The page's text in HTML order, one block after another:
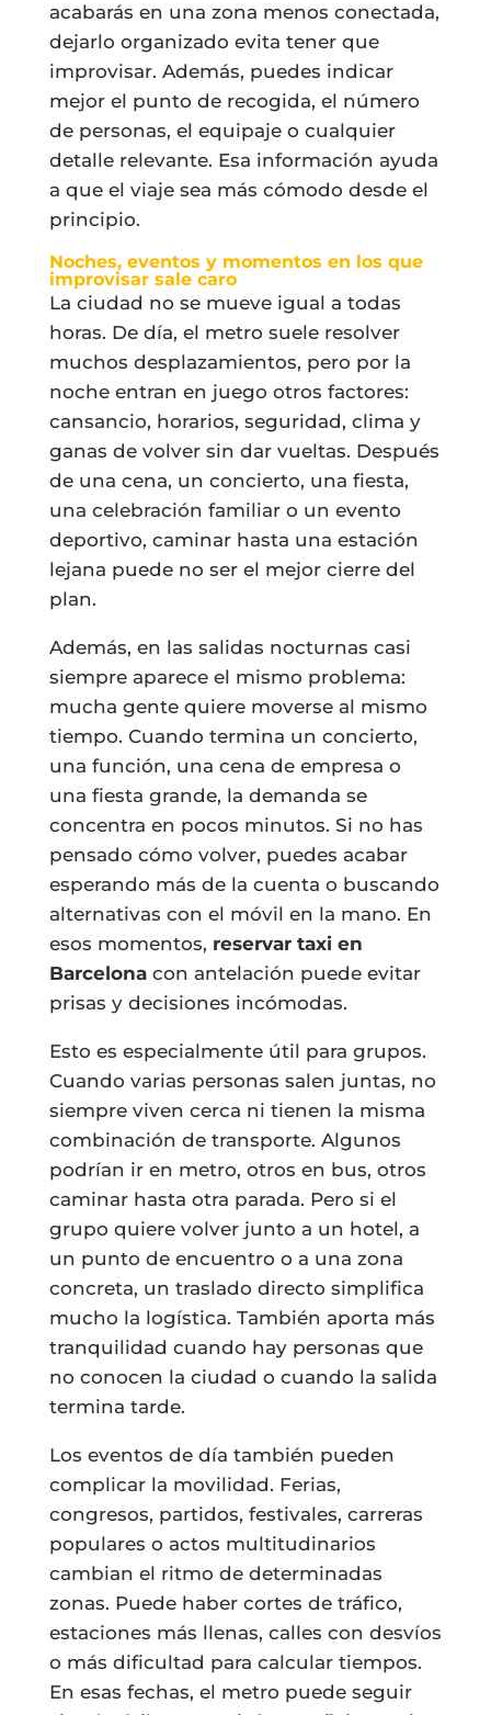
acabarás en una zona menos conectada,
dejarlo organizado evita tener que
improvisar. Además, puedes indicar
mejor el punto de recogida, el número
de personas, el equipaje o cualquier
detalle relevante. Esa información ayuda
a que el viaje sea más cómodo desde el
principio.
Noches, eventos y momentos en los que
improvisar sale caro
La ciudad no se mueve igual a todas
horas. De día, el metro suele resolver
muchos desplazamientos, pero por la
noche entran en juego otros factores:
cansancio, horarios, seguridad, clima y
ganas de volver sin dar vueltas. Después
de una cena, un concierto, una fiesta,
una celebración familiar o un evento
deportivo, caminar hasta una estación
lejana puede no ser el mejor cierre del
plan.
Además, en las salidas nocturnas casi
siempre aparece el mismo problema:
mucha gente quiere moverse al mismo
tiempo. Cuando termina un concierto,
una función, una cena de empresa o
una fiesta grande, la demanda se
concentra en pocos minutos. Si no has
pensado cómo volver, puedes acabar
esperando más de la cuenta o buscando
alternativas con el móvil en la mano. En
esos momentos, reservar taxi en
Barcelonacon antelación puede evitar
prisas y decisiones incómodas.
Esto es especialmente útil para grupos.
Cuando varias personas salen juntas, no
siempre viven cerca ni tienen la misma
combinación de transporte. Algunos
podrían ir en metro, otros en bus, otros
caminar hasta otra parada. Pero si el
grupo quiere volver junto a un hotel, a
un punto de encuentro o a una zona
concreta, un traslado directo simplifica
mucho la logística. También aporta más
tranquilidad cuando hay personas que
no conocen la ciudad o cuando la salida
termina tarde.
Los eventos de día también pueden
complicar la movilidad. Ferias,
congresos, partidos, festivales, carreras
populares o actos multitudinarios
cambian el ritmo de determinadas
zonas. Puede haber cortes de tráfico,
estaciones más llenas, calles con desvíos
o más dificultad para calcular tiempos.
En esas fechas, el metro puede seguir